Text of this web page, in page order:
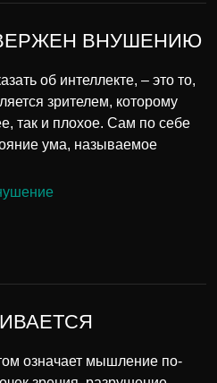
ВНУШЕНИЮ
об интеллекте, – это то,
зрителем, которому
так и плохое. Сам по себе
ума, называемое
означает мышление по-